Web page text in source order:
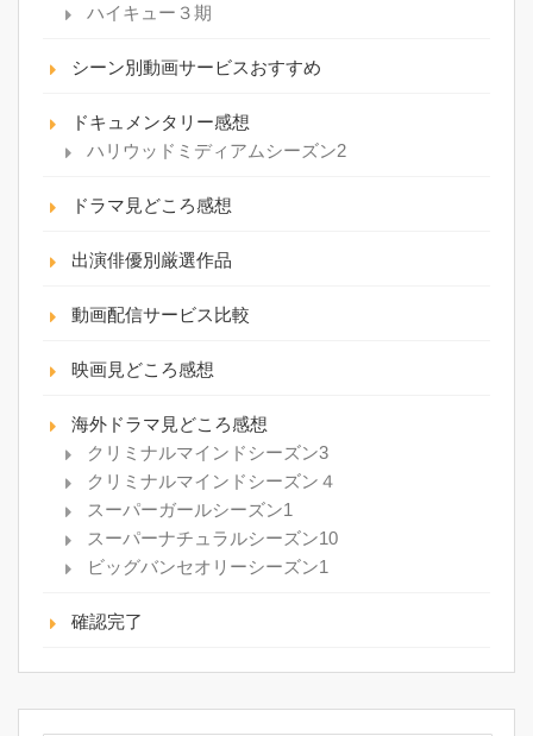
ハイキュー３期
シーン別動画サービスおすすめ
ドキュメンタリー感想
ハリウッドミディアムシーズン2
ドラマ見どころ感想
出演俳優別厳選作品
動画配信サービス比較
映画見どころ感想
海外ドラマ見どころ感想
クリミナルマインドシーズン3
クリミナルマインドシーズン４
スーパーガールシーズン1
スーパーナチュラルシーズン10
ビッグバンセオリーシーズン1
確認完了